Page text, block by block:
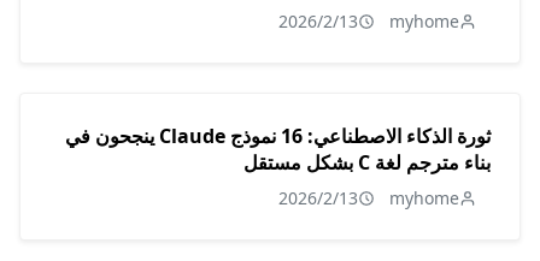
myhome
2026/2/13
ثورة الذكاء الاصطناعي: 16 نموذج Claude ينجحون في
بناء مترجم لغة C بشكل مستقل
myhome
2026/2/13